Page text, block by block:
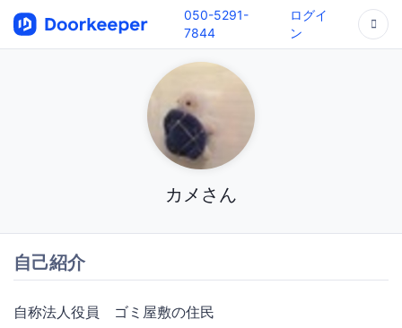
050-5291-
7844
ログイ
ン
カメさん
自己紹介
自称法人役員 ゴミ屋敷の住民